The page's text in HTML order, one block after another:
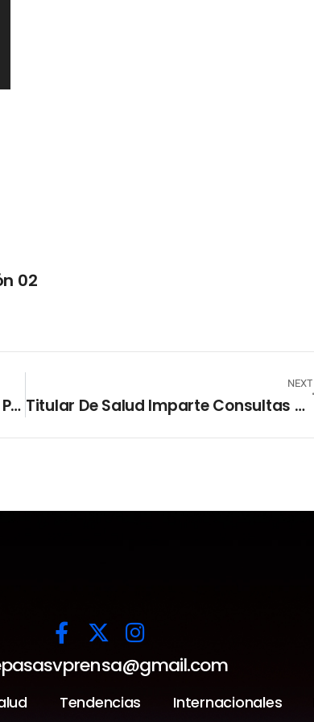
02
Comisionado Presidencial Verifica Protocolo De Bioseguridad En Planta IPSALatam
NEXT
Titular De Salud Imparte Consultas A Pacientes En Isla Tasajera
Tendencias Internacionales